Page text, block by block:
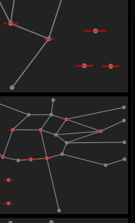
bridge
no_bridge
bossphase1
bossphase2
boss_connector
entrance
cliff_ledge
bridge
camp
cliff_ramp
no_bridge
bossphase1
bossphase2
hideout_entrance